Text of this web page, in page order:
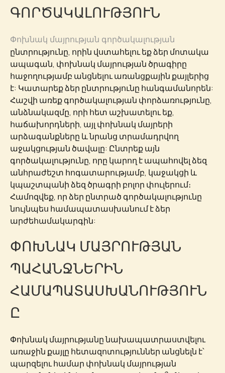
ԳՈՐԾԱԿԱԼՈՒԹՅՈՒՆ
Փոխնակ մայրության գործակալության
ընտրությունը, որին վստահելու եք ձեր մոտակա
ապագան, փոխնակ մայրության ծրագիրը
հաջողությամբ անցնելու առանցքային քայլերից
է: Կատարեք ձեր ընտրությունը հանգամանորեն:
Հաշվի առեք գործակալության փորձառությունը,
անձնակազմը, որի հետ աշխատելու եք,
հաճախորդների, այլ փոխնակ մայրերի
արձագանքները և նրանց տրամադրվող
աջակցության ծավալը: Ընտրեք այն
գործակալությունը, որը կարող է ապահովել ձեզ
անհրաժեշտ հոգատարությամբ, կաջակցի և
կպաշտպանի ձեզ ծրագրի բոլոր փուլերում։
Համոզվեք, որ ձեր ընտրած գործակալությունը
նույնպես համապատասխանում է ձեր
արժեհամակարգին:
ՓՈԽՆԱԿ ՄԱՅՐՈՒԹՅԱՆ
ՊԱՀԱՆՋՆԵՐԻՆ
ՀԱՄԱՊԱՏԱՍԽԱՆՈՒԹՅՈՒՆ
Ը
Փոխնակ մայրությանը նախապատրաստվելու
առաջին քայլը հետազոտություններ անցնելն է՝
պարզելու համար փոխնակ մայրության